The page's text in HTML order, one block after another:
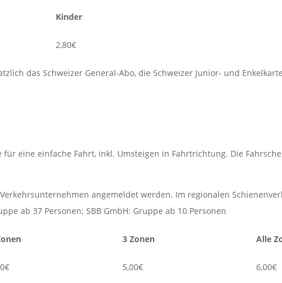
Kinder
2,80€
das Schweizer General-Abo, die Schweizer Junior- und
eine einfache Fahrt, inkl. Umsteigen in Fahrtrichtung. Die
angemeldet werden. Im regionalen
ab 37 Personen; SBB GmbH: Gruppe ab 10 Personen
3 Zonen
5,00€
Alle
6,00€